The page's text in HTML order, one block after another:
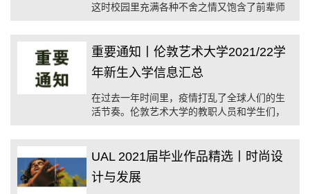
这时校园里充满各种不舍之情又饱含了前辈师
重要通知丨伦敦艺术大学2021/22学
年新生入学信息汇总
在过去一年时间里，疫情打乱了全球人们的生
活节奏。伦敦艺术大学的教职人员和学生们，
UAL 2021届毕业作品精选丨时尚设
计与发展